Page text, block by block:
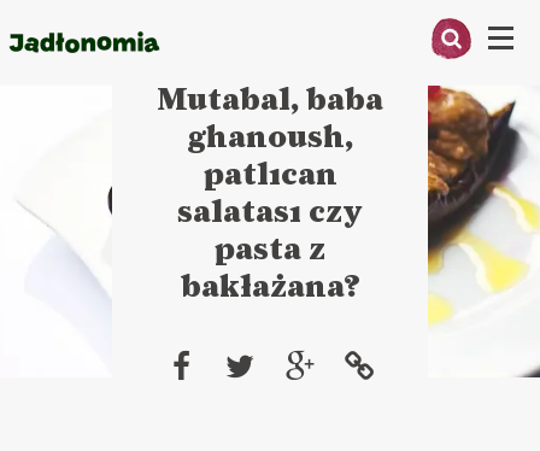
Menu
O MNIE
PRZEPISY
ARTYKUŁY
KSIĄŻKI
KONTAKT
Mutabal, baba
ghanoush,
patlıcan
salatası czy
pasta z
bakłażana?